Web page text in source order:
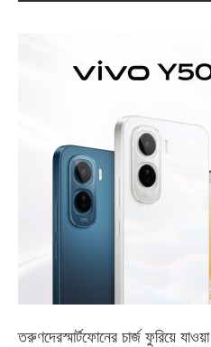
তরুণদেরস্মার্টফোনের চার্জ ফুরিয়ে